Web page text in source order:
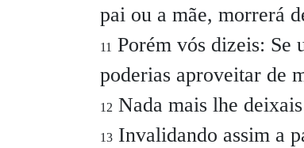
pai ou a mãe, morrerá
11 Porém vós dizeis: Se
poderias aproveitar de
12 Nada mais lhe
13 Invalidando assim a